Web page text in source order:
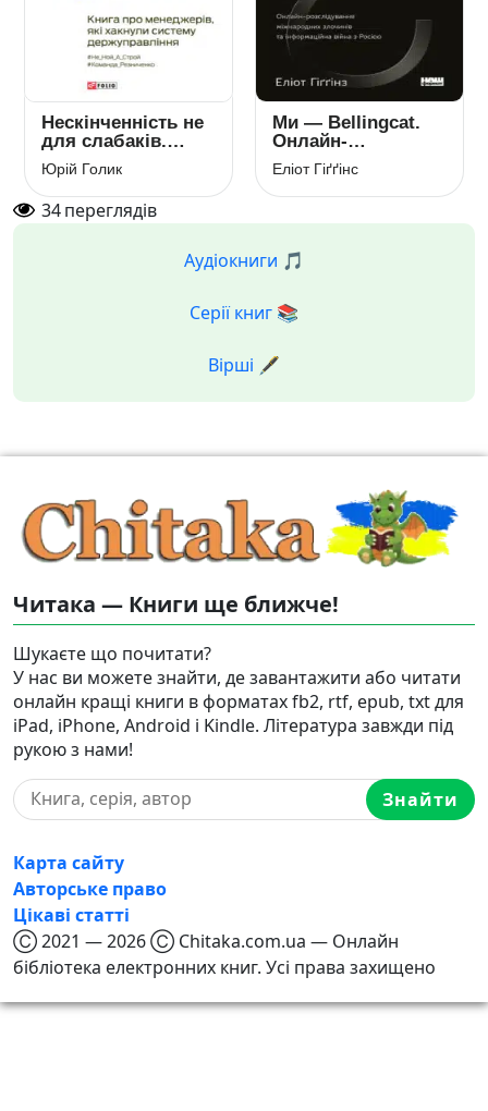
Нескінченність не
для слабаків.
Книга про
менеджерів, які
хакнули систему
держуправління
Юрій Голик
Ми — Bellingcat.
Онлайн-
розслідування
міжнародних
злочинів та
Еліот Гіґґінс
34переглядів
Аудіокниги 🎵
Серії книг 📚
Вірші 🖋️
Читака — Книги ще ближче!
Шукаєте що почитати?
У нас ви можете знайти, де завантажити або читати
онлайн кращі книги в форматах fb2, rtf, epub, txt для
iPad, iPhone, Android і Kindle. Література завжди під
рукою з нами!
Знайти
Карта сайту
Авторське право
Цікаві статті
Ⓒ 2021 — 2026 Ⓒ Chitaka.com.ua — Онлайн
бібліотека електронних книг. Усі права захищено